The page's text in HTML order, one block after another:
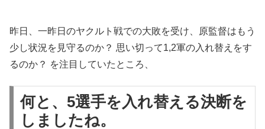
昨日、一昨日のヤクルト戦での大敗を受け、原監督はもう
少し状況を見守るのか？ 思い切って1,2軍の入れ替えをす
るのか？ を注目していたところ、
何と、 5選手を入れ替える決断を
しましたね。